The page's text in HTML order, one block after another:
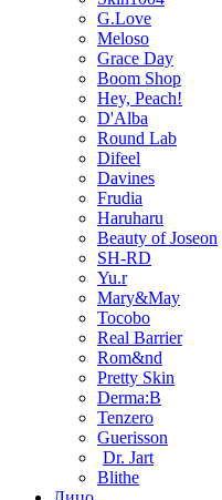
G.Love
Meloso
Grace Day
Boom Shop
Hey, Peach!
D'Alba
Round Lab
Difeel
Davines
Frudia
Haruharu
Beauty of Joseon
SH-RD
Yu.r
Mary&May
Tocobo
Real Barrier
Rom&nd
Pretty Skin
Derma:B
Tenzero
Guerisson
Dr. Jart
Blithe